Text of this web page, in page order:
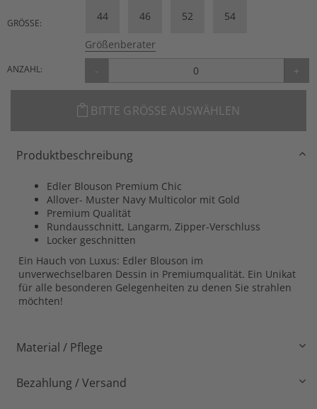
GRÖSSE:
44 46 52 54
Größenberater
ANZAHL: - +
BITTE GRÖSSE AUSWÄHLEN
Produktbeschreibung
Edler Blouson Premium Chic
Allover- Muster Navy Multicolor mit Gold
Premium Qualität
Rundausschnitt, Langarm, Zipper-Verschluss
Locker geschnitten
Ein Hauch von Luxus: Edler Blouson im
unverwechselbaren Dessin in Premiumqualität. Ein Unikat
für alle besonderen Gelegenheiten zu denen Sie strahlen
möchten!
Material / Pflege
Bezahlung / Versand